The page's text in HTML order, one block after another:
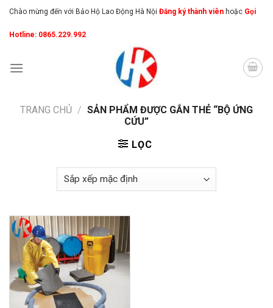
Skip
content
Chào mừng đến với Bảo Hộ Lao Động Hà Nội Đăng ký thành viên hoặc Gọi
Hotline: 0865.229.992
TRANG CHỦ / SẢN PHẨM ĐƯỢC GẮN THẺ “BỘ ỨNG
CỨU”
LỌC